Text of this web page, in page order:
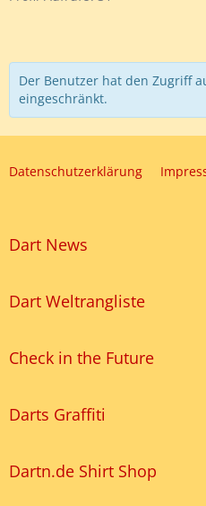
Der Benutzer hat den Zugriff
eingeschränkt.
Datenschutzerklärung
Dart News
Dart Weltrangliste
Check in the Future
Darts Graffiti
Dartn.de Shirt Shop